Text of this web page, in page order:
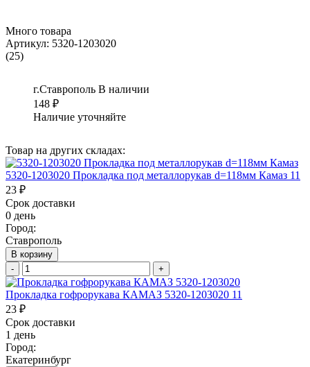
Много товара
Артикул: 5320-1203020
(25)
г.Ставрополь В наличии
148 ₽
Наличие уточняйте
Товар на других складах:
5320-1203020 Прокладка под металлорукав d=118мм Камаз 11
23 ₽
Срок доставки
0 день
Город:
Ставрополь
В корзину
-
+
Прокладка гофрорукава КАМАЗ 5320-1203020 11
23 ₽
Срок доставки
1 день
Город:
Екатеринбург